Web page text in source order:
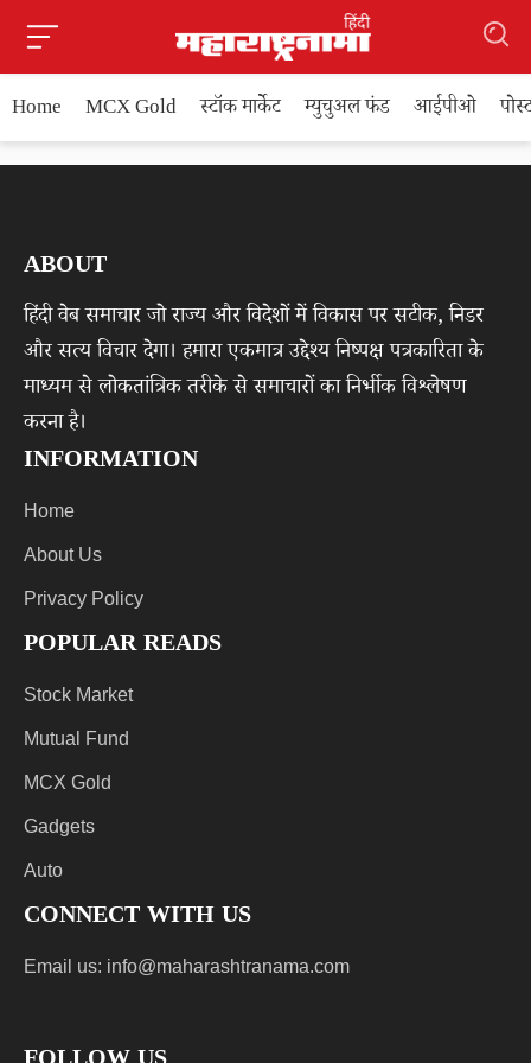
Home MCX Gold स्टॉक मार्केट म्युचुअल फंड आईपीओ
ABOUT
हिंदी वेब समाचार जो राज्य और विदेशों में विकास पर सटीक, निडर
और सत्य विचार देगा। हमारा एकमात्र उद्देश्य निष्पक्ष पत्रकारिता के
माध्यम से लोकतांत्रिक तरीके से समाचारों का निर्भीक विश्लेषण
करना है।
INFORMATION
Home
About Us
Privacy Policy
POPULAR READS
Stock Market
Mutual Fund
MCX Gold
Gadgets
Auto
CONNECT WITH US
Email us: info@maharashtranama.com